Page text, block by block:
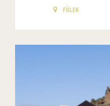
FÜLEK